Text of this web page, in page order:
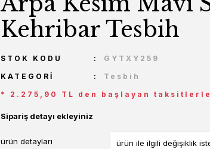
Kehribar Tesbih
STOK KODU
GYTXY259
KATEGORI
Tesbih
* 2.275,90 TL den başlayan
Sipariş detayı ekleyiniz
ürün detayları